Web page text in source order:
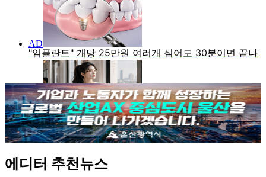
에디터 추천뉴스